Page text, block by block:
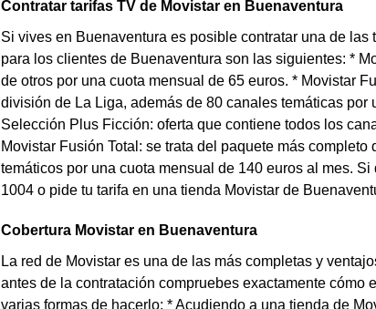
Contratar tarifas TV de Movistar en Buenaventura
Si vives en Buenaventura es posible contratar una de
para los clientes de Buenaventura son las siguientes: *
de otros por una cuota mensual de 65 euros. * Movistar
división de La Liga, además de 80 canales temáticas
Selección Plus Ficción: oferta que contiene todos los
Movistar Fusión Total: se trata del paquete más
temáticos por una cuota mensual de 140 euros al mes.
1004 o pide tu tarifa en una tienda Movistar de
Cobertura Movistar en Buenaventura
La red de Movistar es una de las más completas y
antes de la contratación compruebes exactamente
varias formas de hacerlo: * Acudiendo a una tienda de